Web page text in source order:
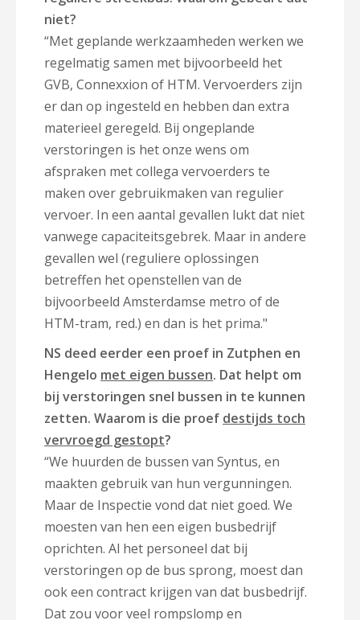
niet?
“Met geplande werkzaamheden werken we
regelmatig samen met bijvoorbeeld het
GVB, Connexxion of HTM. Vervoerders zijn
er dan op ingesteld en hebben dan extra
materieel geregeld. Bij ongeplande
verstoringen is het onze wens om
afspraken met collega vervoerders te
maken over gebruikmaken van regulier
vervoer. In een aantal gevallen lukt dat niet
vanwege capaciteitsgebrek. Maar in andere
gevallen wel (reguliere oplossingen
betreffen het openstellen van de
bijvoorbeeld Amsterdamse metro of de
HTM-tram, red.) en dan is het prima."
NS deed eerder een proef in Zutphen en
Hengelo met eigen bussen. Dat helpt om
bij verstoringen snel bussen in te kunnen
zetten. Waarom is die proef destijds toch
vervroegd gestopt?
“We huurden de bussen van Syntus, en
maakten gebruik van hun vergunningen.
Maar de Inspectie vond dat niet goed. We
moesten van hen een eigen busbedrijf
oprichten. Al het personeel dat bij
verstoringen op de bus sprong, moest dan
ook een contract krijgen van dat busbedrijf.
Dat zou voor veel rompslomp en